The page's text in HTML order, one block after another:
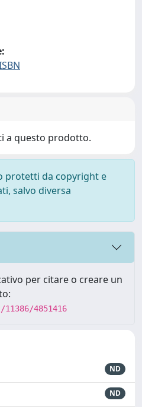
a questo prodotto.
protetti da copyright e
salvo diversa
per citare o creare un
4851416
ND
ND